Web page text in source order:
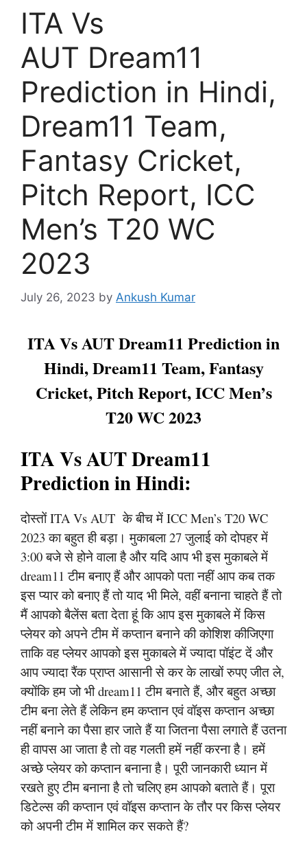
ITA Vs
AUT Dream11
Prediction in Hindi,
Dream11 Team,
Fantasy Cricket,
Pitch Report, ICC
Men’s T20 WC
2023
July 26, 2023 by Ankush Kumar
ITA Vs AUT Dream11 Prediction in
Hindi, Dream11 Team, Fantasy
Cricket, Pitch Report, ICC Men’s
T20 WC 2023
ITA Vs AUT Dream11
Prediction in Hindi:
दोस्तों ITA Vs AUT के बीच में ICC Men’s T20 WC
2023 का बहुत ही बड़ा। मुकाबला 27 जुलाई को दोपहर में
3:00 बजे से होने वाला है और यदि आप भी इस मुकाबले में
dream11 टीम बनाए हैं और आपको पता नहीं आप कब तक
इस प्यार को बनाए हैं तो याद भी मिले, वहीं बनाना चाहते हैं तो
मैं आपको बैलेंस बता देता हूं कि आप इस मुकाबले में किस
प्लेयर को अपने टीम में कप्तान बनाने की कोशिश कीजिएगा
ताकि वह प्लेयर आपको इस मुकाबले में ज्यादा पॉइंट दें और
आप ज्यादा रैंक प्राप्त आसानी से कर के लाखों रुपए जीत ले,
क्योंकि हम जो भी dream11 टीम बनाते हैं, और बहुत अच्छा
टीम बना लेते हैं लेकिन हम कप्तान एवं वॉइस कप्तान अच्छा
नहीं बनाने का पैसा हार जाते हैं या जितना पैसा लगाते हैं उतना
ही वापस आ जाता है तो वह गलती हमें नहीं करना है। हमें
अच्छे प्लेयर को कप्तान बनाना है। पूरी जानकारी ध्यान में
रखते हुए टीम बनाना है तो चलिए हम आपको बताते हैं। पूरा
डिटेल्स की कप्तान एवं वॉइस कप्तान के तौर पर किस प्लेयर
को अपनी टीम में शामिल कर सकते हैं?